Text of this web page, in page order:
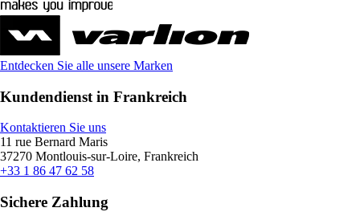
Entdecken Sie alle unsere Marken
Kundendienst in Frankreich
Kontaktieren Sie uns
11 rue Bernard Maris
37270 Montlouis-sur-Loire, Frankreich
+33 1 86 47 62 58
Sichere Zahlung